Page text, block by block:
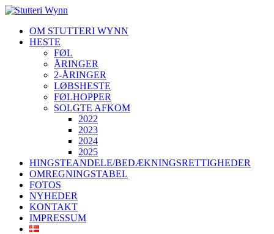
OM STUTTERI WYNN
HESTE
FØL
ÅRINGER
2-ÅRINGER
LØBSHESTE
FØLHOPPER
SOLGTE AFKOM
2022
2023
2024
2025
HINGSTEANDELE/BEDÆKNINGSRETTIGHEDER
OMREGNINGSTABEL
FOTOS
NYHEDER
KONTAKT
IMPRESSUM